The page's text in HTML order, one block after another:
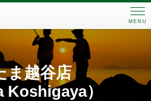
MENU
ま越谷店
Koshigaya）